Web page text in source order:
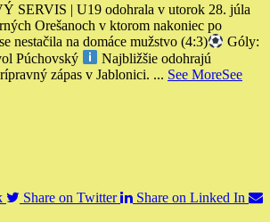
SERVIS | U19 odohrala v utorok 28. júla
Orešanoch v ktorom nakoniec po
nestačila na domáce mužstvo (4:3)
Góly:
Púchovský
Najbližšie odohrajú
zápas v Jablonici. ... See MoreSee
Share on Twitter
Share on Linked In